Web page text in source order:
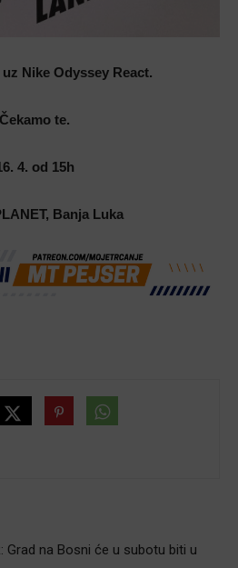
Nike Odyssey React.
Čekamo te.
4. od 15h
Banja Luka
Grad na Bosni će u subotu biti u